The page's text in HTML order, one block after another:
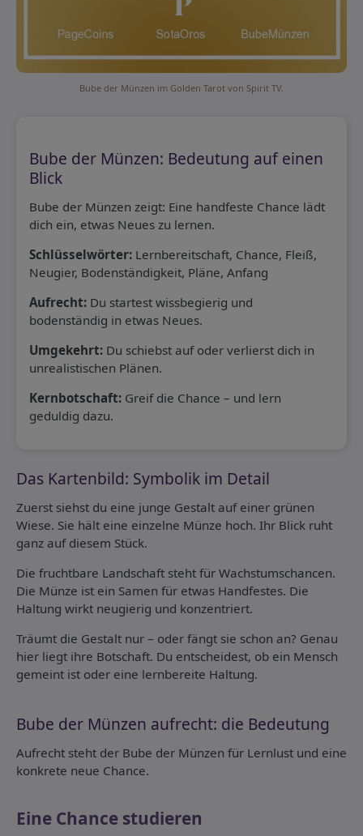
Bube der Münzen im Golden Tarot von Spirit TV.
Bube der Münzen: Bedeutung auf einen
Blick
Bube der Münzen zeigt: Eine handfeste Chance lädt
dich ein, etwas Neues zu lernen.
Schlüsselwörter: Lernbereitschaft, Chance, Fleiß,
Neugier, Bodenständigkeit, Pläne, Anfang
Aufrecht: Du startest wissbegierig und
bodenständig in etwas Neues.
Umgekehrt: Du schiebst auf oder verlierst dich in
unrealistischen Plänen.
Kernbotschaft: Greif die Chance – und lern
geduldig dazu.
Das Kartenbild: Symbolik im Detail
Zuerst siehst du eine junge Gestalt auf einer grünen
Wiese. Sie hält eine einzelne Münze hoch. Ihr Blick ruht
ganz auf diesem Stück.
Die fruchtbare Landschaft steht für Wachstumschancen.
Die Münze ist ein Samen für etwas Handfestes. Die
Haltung wirkt neugierig und konzentriert.
Träumt die Gestalt nur – oder fängt sie schon an? Genau
hier liegt ihre Botschaft. Du entscheidest, ob ein Mensch
gemeint ist oder eine lernbereite Haltung.
Bube der Münzen aufrecht: die Bedeutung
Aufrecht steht der Bube der Münzen für Lernlust und eine
konkrete neue Chance.
Eine Chance studieren